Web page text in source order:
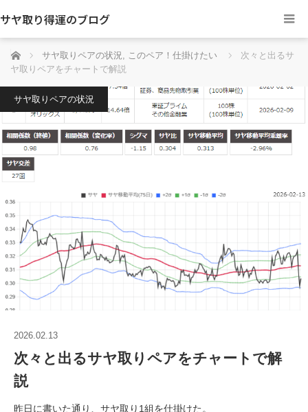
サヤ取り得運のブログ
ホーム サヤ取りペアの状況, このペア！仕掛けたい
次々と出るサ
ヤ取りペアをチャートで解説
サヤ取りペアの状況
2026.02.13
次々と出るサヤ取りペアをチャートで解
説
昨日に書いた通り、サヤ取り1組を仕掛けた。